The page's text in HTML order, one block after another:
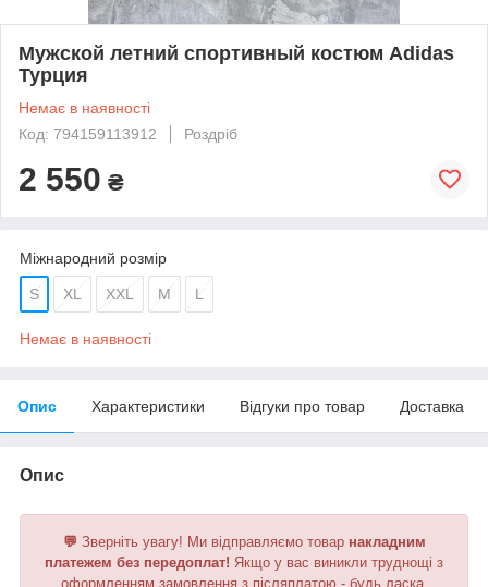
Мужской летний спортивный костюм Adidas
Турция
Немає в наявності
Код: 794159113912
Роздріб
2 550 ₴
Міжнародний розмір
S XL XXL M L
Немає в наявності
Опис Характеристики Відгуки про товар Доставка
Опис
💬 Зверніть увагу! Ми відправляємо товар накладним
платежем без передоплат! Якщо у вас виникли труднощі з
оформленням замовлення з післяплатою - будь ласка,